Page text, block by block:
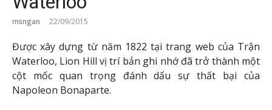
msngan 22/09/2015
Được xây dựng từ năm 1822 tại trang web của Trận
Waterloo, Lion Hill vị trí bản ghi nhớ đã trở thành một
cột mốc quan trọng đánh dấu sự thất bại của
Napoleon Bonaparte.